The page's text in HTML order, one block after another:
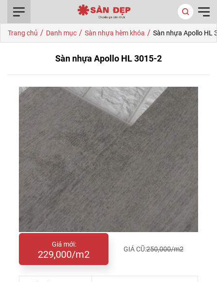
Trang chủ / Danh mục / Sàn nhựa hèm khóa / Sàn nhựa Apollo HL
Sàn nhựa Apollo HL 3015-2
Giá mới:
229,000/m2 GIÁ CŨ:250,000/m2